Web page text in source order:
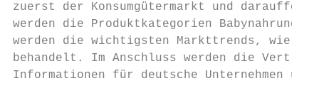
zuerst der Konsumgütermarkt und
werden die Produktkategorien Babynahrung,
werden die wichtigsten Markttrends, wie z.
behandelt. Im Anschluss werden die
Informationen für deutsche Unternehmen